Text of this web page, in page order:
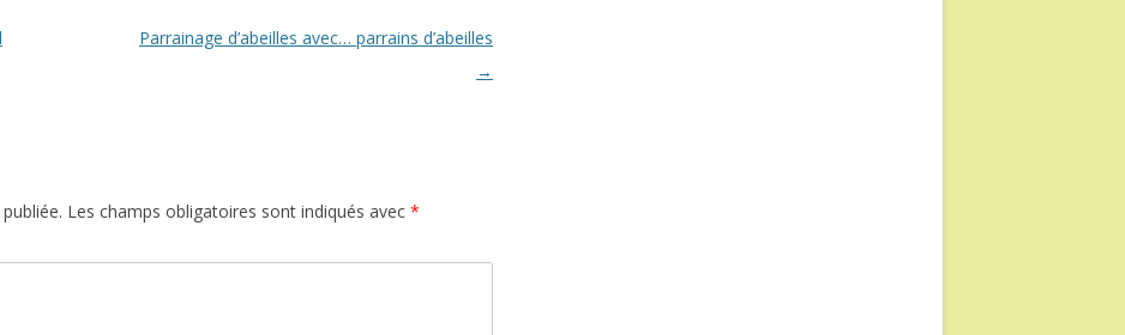
Parrainage d’abeilles avec… parrains d’abeilles
→
Les champs obligatoires sont indiqués avec *